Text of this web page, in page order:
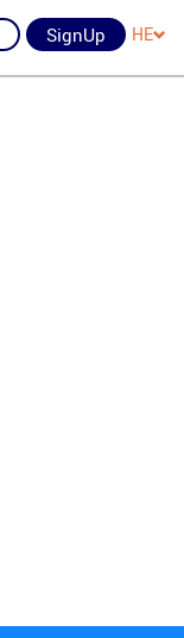
SignUp HE